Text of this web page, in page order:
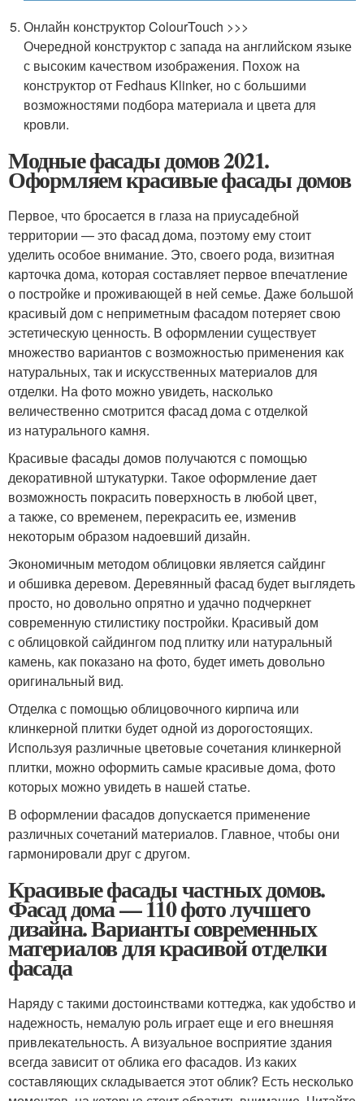
Онлайн конструктор ColourTouch >>>
Очередной конструктор с запада на английском языке
с высоким качеством изображения. Похож на
конструктор от Fedhaus Klinker, но с большими
возможностями подбора материала и цвета для
кровли.
Модные фасады домов 2021.
Оформляем красивые фасады домов
Первое, что бросается в глаза на приусадебной
территории — это фасад дома, поэтому ему стоит
уделить особое внимание. Это, своего рода, визитная
карточка дома, которая составляет первое впечатление
о постройке и проживающей в ней семье. Даже большой
красивый дом с неприметным фасадом потеряет свою
эстетическую ценность. В оформлении существует
множество вариантов с возможностью применения как
натуральных, так и искусственных материалов для
отделки. На фото можно увидеть, насколько
величественно смотрится фасад дома с отделкой
из натурального камня.
Красивые фасады домов получаются с помощью
декоративной штукатурки. Такое оформление дает
возможность покрасить поверхность в любой цвет,
а также, со временем, перекрасить ее, изменив
некоторым образом надоевший дизайн.
Экономичным методом облицовки является сайдинг
и обшивка деревом. Деревянный фасад будет выглядеть
просто, но довольно опрятно и удачно подчеркнет
современную стилистику постройки. Красивый дом
с облицовкой сайдингом под плитку или натуральный
камень, как показано на фото, будет иметь довольно
оригинальный вид.
Отделка с помощью облицовочного кирпича или
клинкерной плитки будет одной из дорогостоящих.
Используя различные цветовые сочетания клинкерной
плитки, можно оформить самые красивые дома, фото
которых можно увидеть в нашей статье.
В оформлении фасадов допускается применение
различных сочетаний материалов. Главное, чтобы они
гармонировали друг с другом.
Красивые фасады частных домов.
Фасад дома — 110 фото лучшего
дизайна. Варианты современных
материалов для красивой отделки
фасада
Наряду с такими достоинствами коттеджа, как удобство и
надежность, немалую роль играет еще и его внешняя
привлекательность. А визуальное восприятие здания
всегда зависит от облика его фасадов. Из каких
составляющих складывается этот облик? Есть несколько